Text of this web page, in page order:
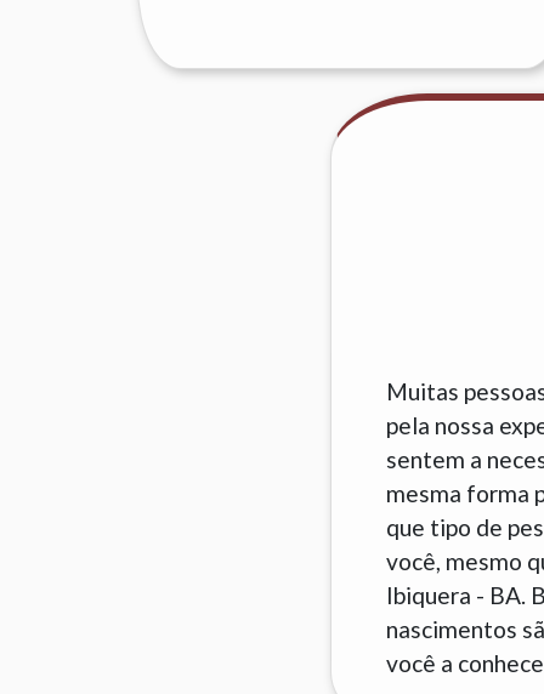
Muitas
pela nossa
sentem a
mesma forma
que tipo de
você, mesmo
Ibiquera - BA.
nascimentos
você a